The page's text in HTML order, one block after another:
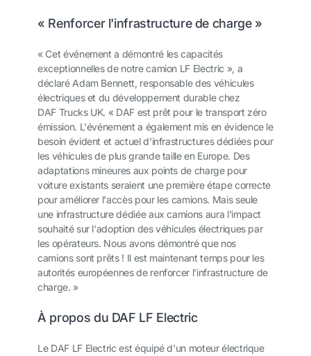
« Renforcer l'infrastructure de charge »
« Cet événement a démontré les capacités
exceptionnelles de notre camion LF Electric », a
déclaré Adam Bennett, responsable des véhicules
électriques et du développement durable chez
DAF Trucks UK. « DAF est prêt pour le transport zéro
émission. L'événement a également mis en évidence le
besoin évident et actuel d'infrastructures dédiées pour
les véhicules de plus grande taille en Europe. Des
adaptations mineures aux points de charge pour
voiture existants seraient une première étape correcte
pour améliorer l'accès pour les camions. Mais seule
une infrastructure dédiée aux camions aura l'impact
souhaité sur l'adoption des véhicules électriques par
les opérateurs. Nous avons démontré que nos
camions sont prêts ! Il est maintenant temps pour les
autorités européennes de renforcer l'infrastructure de
charge. »
À propos du DAF LF Electric
Le DAF LF Electric est équipé d'un moteur électrique